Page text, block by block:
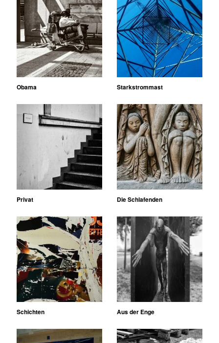
Obama Starkstrommast
Privat Die Schlafenden
Schichten Aus der Enge